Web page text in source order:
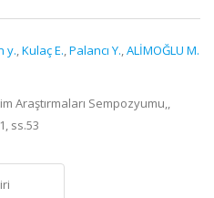
y.,Kulaç E.,Palancı Y.,ALİMOĞLU M.
Araştırmaları Sempozyumu,,
ss.53